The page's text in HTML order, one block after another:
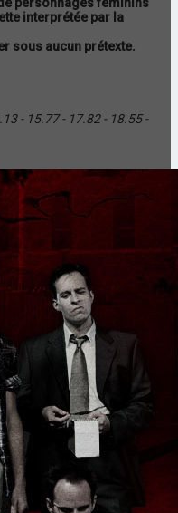
interprétée par la
sous aucun prétexte.
- 15.77 - 17.82 - 18.55 -